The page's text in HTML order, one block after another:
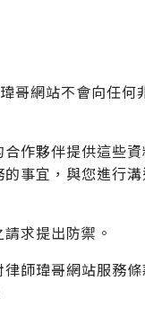
哥網站不會向任何
作夥伴提供這些
事宜，與您進行
求提出防禦。
師瑋哥網站服務